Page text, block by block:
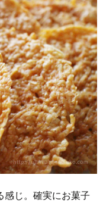
感じ。確実にお菓子